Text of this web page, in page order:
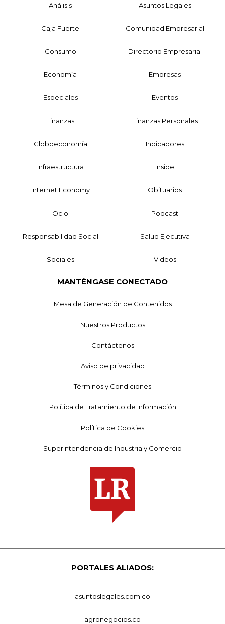
Análisis Asuntos Legales
Caja Fuerte Comunidad Empresarial
Consumo Directorio Empresarial
Economía Empresas
Especiales Eventos
Finanzas Finanzas Personales
Globoeconomía Indicadores
Infraestructura Inside
Internet Economy Obituarios
Ocio Podcast
Responsabilidad Social Salud Ejecutiva
Sociales Videos
MANTÉNGASE CONECTADO
Mesa de Generación de Contenidos
Nuestros Productos
Contáctenos
Aviso de privacidad
Términos y Condiciones
Política de Tratamiento de Información
Política de Cookies
Superintendencia de Industria y Comercio
PORTALES ALIADOS:
asuntoslegales.com.co
agronegocios.co